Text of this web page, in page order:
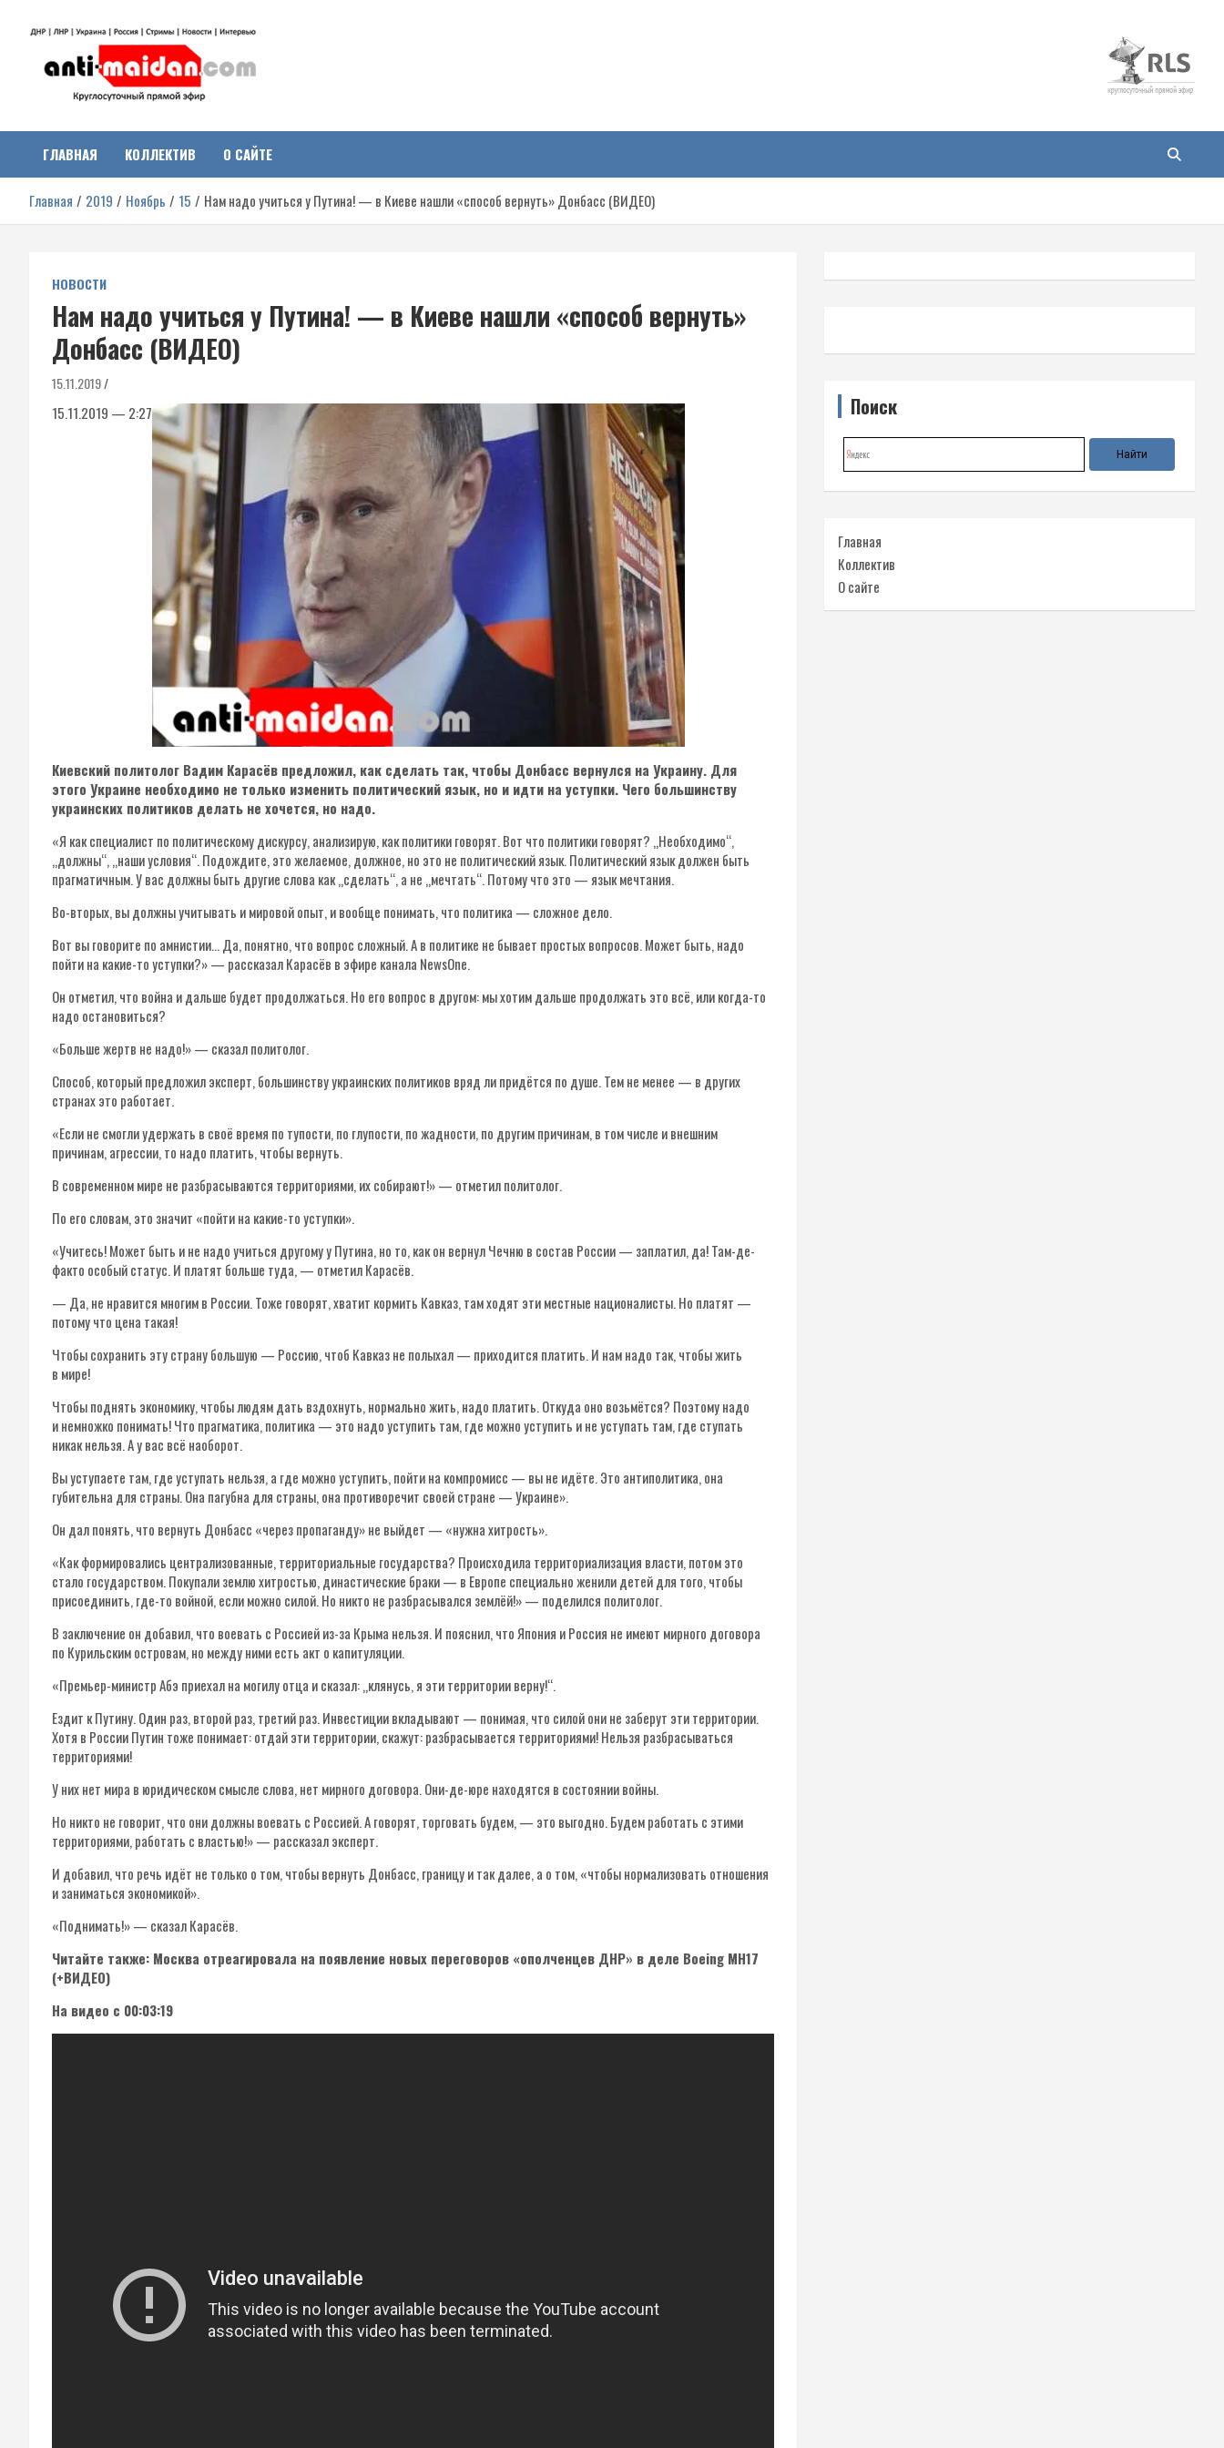
Антимайдан:
Гражданская война на
Украине
о гражданской войне на Украине, включая события в Новороссии,
ДНР, ЛНР и других регионах.
ГЛАВНАЯ КОЛЛЕКТИВ О САЙТЕ
Главная 2019 Ноябрь 15 Нам надо учиться у Путина! — в Киеве нашли «способ вернуть» Донбасс (ВИДЕО)
НОВОСТИ
Нам надо учиться у Путина! — в Киеве нашли «способ вернуть»
Донбасс (ВИДЕО)
15.11.2019
15.11.2019 — 2:27
Киевский политолог Вадим Карасёв предложил, как сделать так, чтобы Донбасс вернулся на Украину. Для
этого Украине необходимо не только изменить политический язык, но и идти на уступки. Чего большинству
украинских политиков делать не хочется, но надо.
«Я как специалист по политическому дискурсу, анализирую, как политики говорят. Вот что политики говорят? „Необходимо“,
„должны“, „наши условия“. Подождите, это желаемое, должное, но это не политический язык. Политический язык должен быть
прагматичным. У вас должны быть другие слова как „сделать“, а не „мечтать“. Потому что это — язык мечтания.
Во-вторых, вы должны учитывать и мировой опыт, и вообще понимать, что политика — сложное дело.
Вот вы говорите по амнистии… Да, понятно, что вопрос сложный. А в политике не бывает простых вопросов. Может быть, надо
пойти на какие-то уступки?» — рассказал Карасёв в эфире канала NewsOne.
Он отметил, что война и дальше будет продолжаться. Но его вопрос в другом: мы хотим дальше продолжать это всё, или когда-то
надо остановиться?
«Больше жертв не надо!» — сказал политолог.
Способ, который предложил эксперт, большинству украинских политиков вряд ли придётся по душе. Тем не менее — в других
странах это работает.
«Если не смогли удержать в своё время по тупости, по глупости, по жадности, по другим причинам, в том числе и внешним
причинам, агрессии, то надо платить, чтобы вернуть.
В современном мире не разбрасываются территориями, их собирают!» — отметил политолог.
По его словам, это значит «пойти на какие-то уступки».
«Учитесь! Может быть и не надо учиться другому у Путина, но то, как он вернул Чечню в состав России — заплатил, да! Там-де-
факто особый статус. И платят больше туда, — отметил Карасёв.
— Да, не нравится многим в России. Тоже говорят, хватит кормить Кавказ, там ходят эти местные националисты. Но платят —
потому что цена такая!
Чтобы сохранить эту страну большую — Россию, чтоб Кавказ не полыхал — приходится платить. И нам надо так, чтобы жить
в мире!
Чтобы поднять экономику, чтобы людям дать вздохнуть, нормально жить, надо платить. Откуда оно возьмётся? Поэтому надо
и немножко понимать! Что прагматика, политика — это надо уступить там, где можно уступить и не уступать там, где ступать
никак нельзя. А у вас всё наоборот.
Вы уступаете там, где уступать нельзя, а где можно уступить, пойти на компромисс — вы не идёте. Это антиполитика, она
губительна для страны. Она пагубна для страны, она противоречит своей стране — Украине».
Он дал понять, что вернуть Донбасс «через пропаганду» не выйдет — «нужна хитрость».
«Как формировались централизованные, территориальные государства? Происходила территориализация власти, потом это
стало государством. Покупали землю хитростью, династические браки — в Европе специально женили детей для того, чтобы
присоединить, где-то войной, если можно силой. Но никто не разбрасывался землёй!» — поделился политолог.
В заключение он добавил, что воевать с Россией из-за Крыма нельзя. И пояснил, что Япония и Россия не имеют мирного договора
по Курильским островам, но между ними есть акт о капитуляции.
«Премьер-министр Абэ приехал на могилу отца и сказал: „клянусь, я эти территории верну!“.
Ездит к Путину. Один раз, второй раз, третий раз. Инвестиции вкладывают — понимая, что силой они не заберут эти территории.
Хотя в России Путин тоже понимает: отдай эти территории, скажут: разбрасывается территориями! Нельзя разбрасываться
территориями!
У них нет мира в юридическом смысле слова, нет мирного договора. Они-де-юре находятся в состоянии войны.
Но никто не говорит, что они должны воевать с Россией. А говорят, торговать будем, — это выгодно. Будем работать с этими
территориями, работать с властью!» — рассказал эксперт.
И добавил, что речь идёт не только о том, чтобы вернуть Донбасс, границу и так далее, а о том, «чтобы нормализовать отношения
и заниматься экономикой».
«Поднимать!» — сказал Карасёв.
Читайте также: Москва отреагировала на появление новых переговоров «ополченцев ДНР» в деле Boeing МН17
(+ВИДЕО)
На видео с 00:03:19
Поиск
Главная
Коллектив
О сайте